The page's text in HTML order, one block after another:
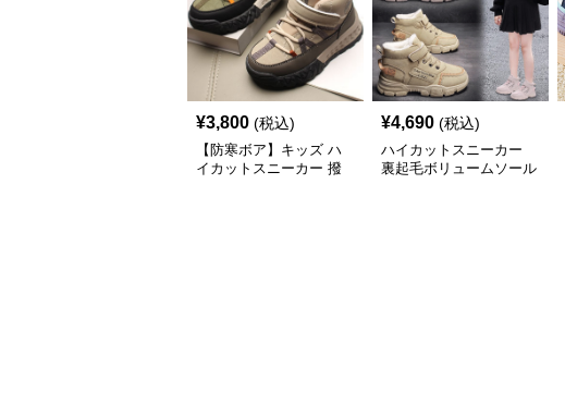
¥3,800 (税込)
【防寒ボア】キッズ ハ
イカットスニーカー 撥
¥4,690 (税込)
ハイカットスニーカー
裏起毛ボリュームソール